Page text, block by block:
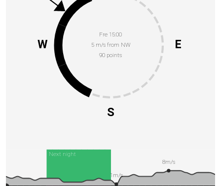
Fre 15:00
5 m/s from NW
90 points
E
S
W
Next night
8m/s
1m/s